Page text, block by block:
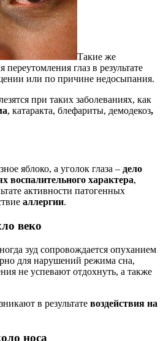
Такие же
глаз в результате
или по причине недосыпания.
при таких заболеваниях, как
, катаракта, блефариты, демодекоз,
яблоко, а уголок глаза – дело
воспалительного характера,
активности патогенных
аллергии.
веко
зуд сопровождается опуханием
для нарушений режима сна,
не успевают отдохнуть, а также
в результате воздействия на
носа